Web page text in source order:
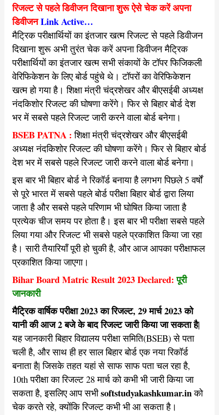
रिजल्ट से पहले डिवीजन दिखाना शुरू ऐसे चेक करें अपना
डिवीजनLink Active…
मैट्रिक परीक्षार्थियों का इंतजार खत्म रिजल्ट से पहले डिवीजन
दिखाना शुरू अभी तुरंत चेक करें अपना डिवीजन मैट्रिक
परीक्षार्थियों का इंतजार खत्मसभी संकायों के टॉपर फिजिकली
वेरिफिकेशन के लिए बोर्ड पहुंचे थे। टॉपरों का वेरिफिकेशन
खत्म हो गया है। शिक्षा मंत्री चंद्रशेखर और बीएसईबी अध्यक्ष
नंदकिशोर रिजल्ट की घोषणा करेंगे। फिर से बिहार बोर्ड देश
भर में सबसे पहले रिजल्ट जारी करने वाला बोर्ड बनेगा।
BSEB PATNA : शिक्षा मंत्री चंद्रशेखर और बीएसईबी
अध्यक्ष नंदकिशोर रिजल्ट की घोषणा करेंगे। फिर से बिहार बोर्ड
देश भर में सबसे पहले रिजल्ट जारी करने वाला बोर्ड बनेगा।
इस बार भी बिहार बोर्ड ने रिकॉर्ड बनाया है लगभग पिछले 5 वर्षों
से पूरे भारत में सबसे पहले बोर्ड परीक्षा बिहार बोर्ड द्वारा लिया
जाता है और सबसे पहले परिणाम भी घोषित किया जाता है
प्रत्येक चीज समय पर होता है। इस बार भी परीक्षा सबसे पहले
लिया गया और रिजल्ट भी सबसे पहले प्रकाशित किया जा रहा
है। सारी तैयारियाँ पूरी हो चुकी है, और आज आपका परीक्षाफल
प्रकाशित किया जाएगा।
Bihar Board Matric Result 2023 Declared:पूरी
जानकारी
मैट्रिक वार्षिक परीक्षा 2023 का रिजल्ट, 29 मार्च 2023 को
यानी की आज 2 बजे के बाद रिजल्ट जारी किया जा सकता है|
यह जानकारी बिहार विद्यालय परीक्षा समिति(BSEB) से पता
चली है, और साथ ही हर साल बिहार बोर्ड एक नया रिकॉर्ड
बनाता है| जिसके तहत यहां से साफ साफ पता चल रहा है,
10th परीक्षा का रिजल्ट 28 मार्च को कभी भी जारी किया जा
सकता है, इसलिए आप सभीsoftstudyakashkumar.inको
चेक करते रहे, क्योंकि रिजल्ट कभी भी आ सकता है।